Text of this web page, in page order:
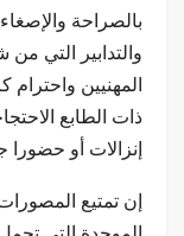
بالصراحة
والتدابير التي
المهنيين
ذات الطابع
إنزالات أو حضورا
إن تمتيع